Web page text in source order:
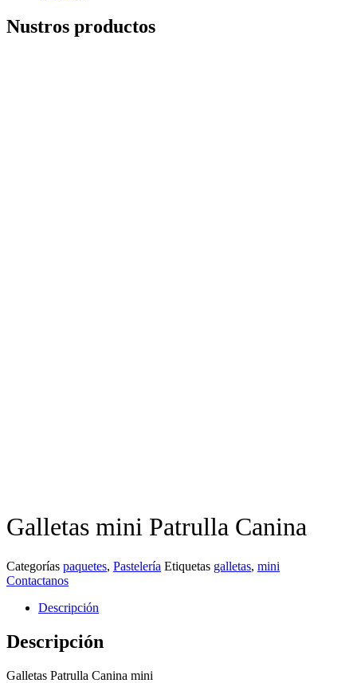
Nustros productos
Galletas mini Patrulla Canina
Categorías paquetes, Pastelería Etiquetas galletas, mini
Contactanos
Descripción
Descripción
Galletas Patrulla Canina mini